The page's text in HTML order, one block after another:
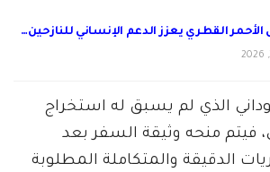
الأحمر القطري يعزز الدعم الإنساني للنازحين…
الذي لم يسبق له استخراج
فيتم منحه وثيقة السفر بعد
الدقيقة والمتكاملة المطلوبة